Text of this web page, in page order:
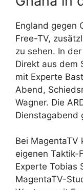
England gegen
Free-TV,
zu sehen. In
Direkt aus dem
mit Experte
Abend,
Wagner. Die
Dienstagabend
Bei MagentaTV
eigenen Taktik-
Experte Tobias
MagentaTV-